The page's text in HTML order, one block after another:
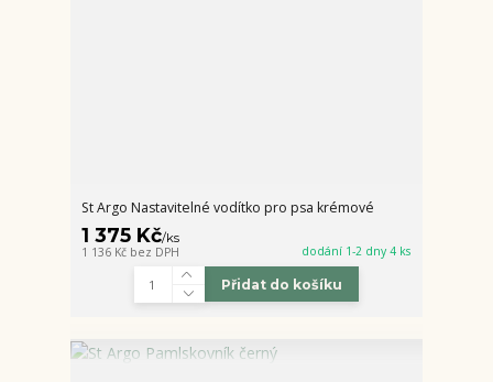
St Argo Nastavitelné vodítko pro psa krémové
1 375 Kč/ks
1 136 Kč bez DPH dodání 1-2 dny 4 ks
Přidat do košíku